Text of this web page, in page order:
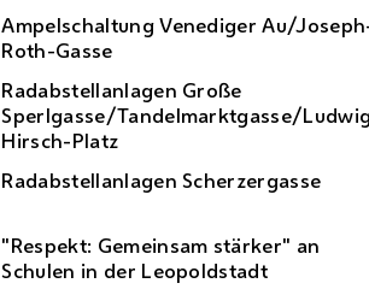
Ampelschaltung Venediger Au/
Roth-Gasse
Radabstellanlagen Große
Sperlgasse/Tandelmarktgasse/
Hirsch-Platz
Radabstellanlagen Scherzergasse
"Respekt: Gemeinsam stärker" an
Schulen in der Leopoldstadt